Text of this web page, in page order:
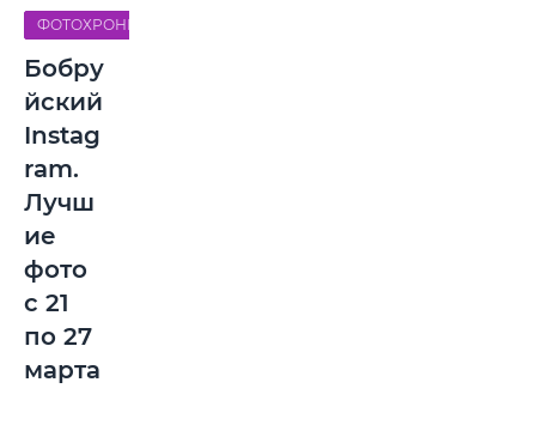
ФОТОХРОНИКА
Бобру
йский
Instag
ram.
Лучш
ие
фото
с 21
по 27
марта